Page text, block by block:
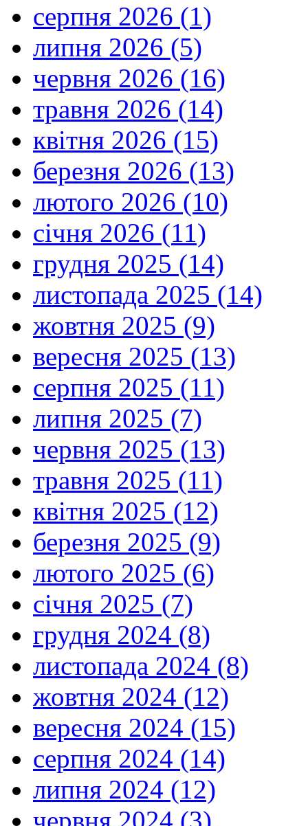
серпня 2026 (1)
липня 2026 (5)
червня 2026 (16)
травня 2026 (14)
квітня 2026 (15)
березня 2026 (13)
лютого 2026 (10)
січня 2026 (11)
грудня 2025 (14)
листопада 2025 (14)
жовтня 2025 (9)
вересня 2025 (13)
серпня 2025 (11)
липня 2025 (7)
червня 2025 (13)
травня 2025 (11)
квітня 2025 (12)
березня 2025 (9)
лютого 2025 (6)
січня 2025 (7)
грудня 2024 (8)
листопада 2024 (8)
жовтня 2024 (12)
вересня 2024 (15)
серпня 2024 (14)
липня 2024 (12)
червня 2024 (3)